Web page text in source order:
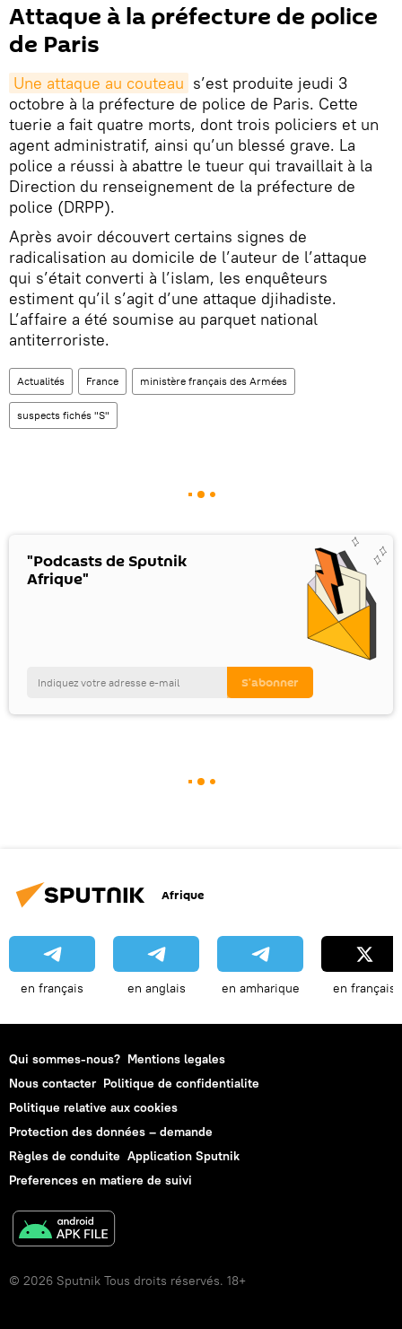
Attaque à la préfecture de police
de Paris
Une attaque au couteau s’est produite jeudi 3
octobre à la préfecture de police de Paris. Cette
tuerie a fait quatre morts, dont trois policiers et un
agent administratif, ainsi qu’un blessé grave. La
police a réussi à abattre le tueur qui travaillait à la
Direction du renseignement de la préfecture de
police (DRPP).
Après avoir découvert certains signes de
radicalisation au domicile de l’auteur de l’attaque
qui s’était converti à l’islam, les enquêteurs
estiment qu’il s’agit d’une attaque djihadiste.
L’affaire a été soumise au parquet national
antiterroriste.
Actualités France ministère français des Armées
suspects fichés "S"
"Podcasts de Sputnik
Afrique"
Afrique
en français en anglais en amharique en français
Qui sommes-nous? Mentions legales
Nous contacter Politique de confidentialite
Politique relative aux cookies
Protection des données – demande
Règles de conduite Application Sputnik
Preferences en matiere de suivi
© 2026 Sputnik Tous droits réservés. 18+